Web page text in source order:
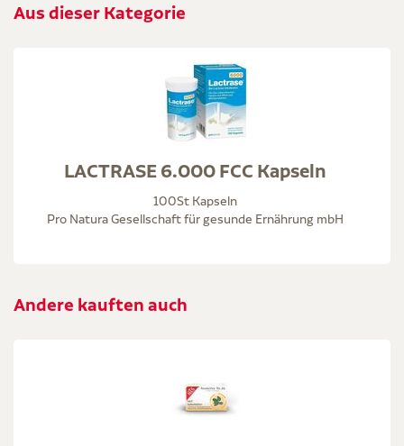
Aus dieser Kategorie
LACTRASE 6.000 FCC Kapseln
100St Kapseln
Pro Natura Gesellschaft für gesunde Ernährung mbH
Andere kauften auch